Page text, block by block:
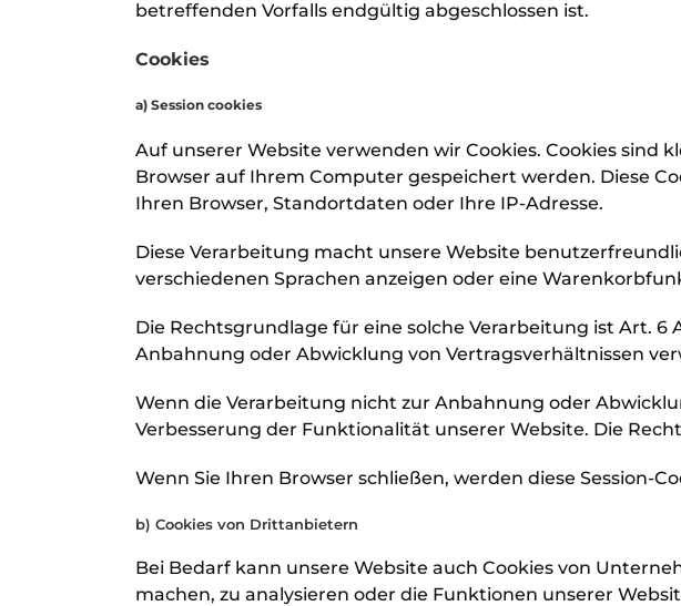
betreffenden Vorfalls endgültig abgeschlossen ist.
Cookies
a) Session cookies
Auf unserer Website verwenden wir Cookies. Cookies sind
Browser auf Ihrem Computer gespeichert werden. Diese
Ihren Browser, Standortdaten oder Ihre IP-Adresse.
Diese Verarbeitung macht unsere Website
verschiedenen Sprachen anzeigen oder eine
Die Rechtsgrundlage für eine solche Verarbeitung ist Art. 6
Anbahnung oder Abwicklung von Vertragsverhältnissen
Wenn die Verarbeitung nicht zur Anbahnung oder
Verbesserung der Funktionalität unserer Website. Die
Wenn Sie Ihren Browser schließen, werden diese Session-
b) Cookies von Drittanbietern
Bei Bedarf kann unsere Website auch Cookies von
machen, zu analysieren oder die Funktionen unserer